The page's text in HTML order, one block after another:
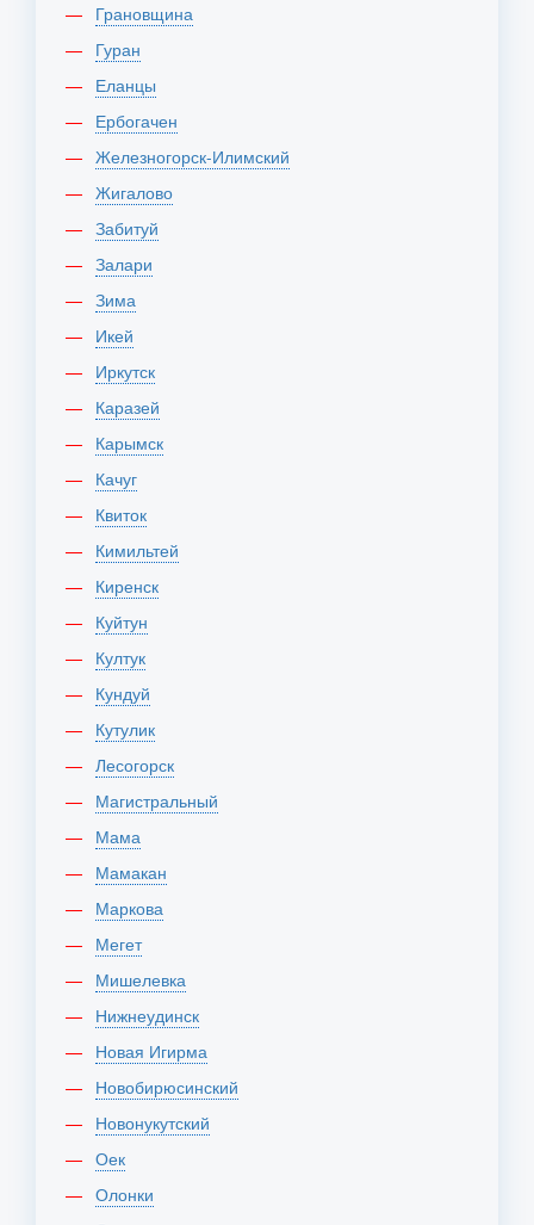
Грановщина
Гуран
Еланцы
Ербогачен
Железногорск-Илимский
Жигалово
Забитуй
Залари
Зима
Икей
Иркутск
Каразей
Карымск
Качуг
Квиток
Кимильтей
Киренск
Куйтун
Култук
Кундуй
Кутулик
Лесогорск
Магистральный
Мама
Мамакан
Маркова
Мегет
Мишелевка
Нижнеудинск
Новая Игирма
Новобирюсинский
Новонукутский
Оек
Олонки